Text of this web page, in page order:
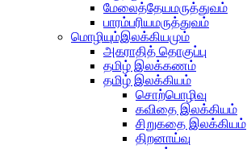
மேலைத்தேயமருத்துவம்
பாரம்பரியமருத்துவம்
மொழியும்இலக்கியமும்
அகராதித் தொகுப்பு
தமிழ் இலக்கணம்
தமிழ் இலக்கியம்
சொற்பொழிவு
கவிதை இலக்கியம்
சிறுகதை இலக்கியம்
திறனாய்வு